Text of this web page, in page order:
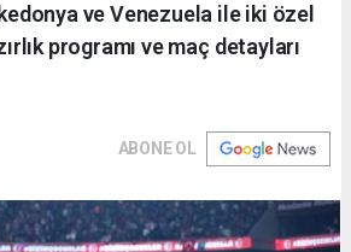
ve Venezuela ile iki özel
programı ve maç detayları
ABONE OL